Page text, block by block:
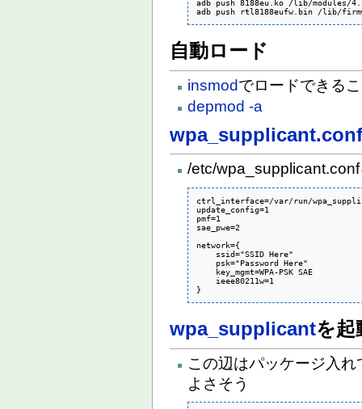
adb push 8188eu.ko /lib/modules/
adb push rtl8188eufw.bin /lib/
自動ロード
insmodでロードできる
depmod -a
/etc/
ctrl_interface=/var/run/
update_config=1
pmf=1
sae_pwe=2
network={
    ssid="SSID Here"
    psk="Password Here"
    key_mgmt=WPA-PSK SAE
    ieee80211w=1
}
wpa_supplicantを起
この辺はパッケージ入
よさそう